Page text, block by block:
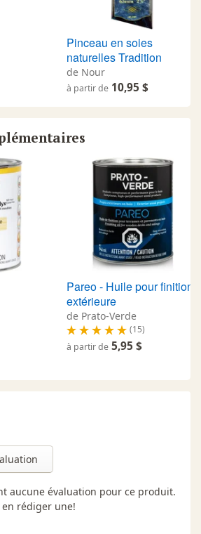
Pinceau en soies
naturelles Tradition
de Nour
à partir de 10,95 $
Pareo - Huile pour finition
extérieure
de Prato-Verde
(15)
à partir de 5,95 $
aucune évaluation pour ce produit.
rédiger une!